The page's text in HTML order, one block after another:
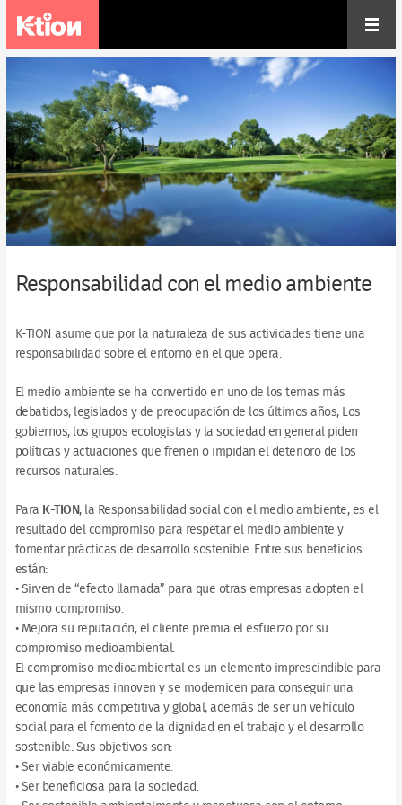
Responsabilidad con el medio ambiente
K-TION asume que por la naturaleza de sus actividades tiene una
responsabilidad sobre el entorno en el que opera.
El medio ambiente se ha convertido en uno de los temas más
debatidos, legislados y de preocupación de los últimos años, Los
gobiernos, los grupos ecologistas y la sociedad en general piden
políticas y actuaciones que frenen o impidan el deterioro de los
recursos naturales.
Para K-TION, la Responsabilidad social con el medio ambiente, es el
resultado del compromiso para respetar el medio ambiente y
fomentar prácticas de desarrollo sostenible. Entre sus beneficios
están:
• Sirven de “efecto llamada” para que otras empresas adopten el
mismo compromiso.
• Mejora su reputación, el cliente premia el esfuerzo por su
compromiso medioambiental.
El compromiso medioambiental es un elemento imprescindible para
que las empresas innoven y se modernicen para conseguir una
economía más competitiva y global, además de ser un vehículo
social para el fomento de la dignidad en el trabajo y el desarrollo
sostenible. Sus objetivos son:
• Ser viable económicamente.
• Ser beneficiosa para la sociedad.